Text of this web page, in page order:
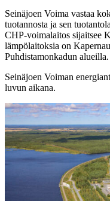
Seinäjoen Voima vastaa
tuotannosta ja sen
CHP-voimalaitos sijaitsee
lämpölaitoksia on
Puhdistamonkadun alueilla.
Seinäjoen Voiman
luvun aikana.